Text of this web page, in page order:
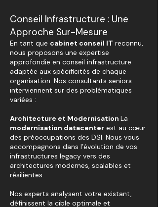
Conseil Infrastructure : Une
Approche Sur-Mesure
En tant que cabinet conseil IT reconnu,
nous proposons une expertise
approfondie en conseil infrastructure
adaptée aux spécificités de chaque
organisation. Nos consultants seniors
interviennent sur des problématiques
variées :
Architecture et Modernisation La
modernisation datacenter est au cœur
des préoccupations des DSI. Nous vous
accompagnons dans l’évolution de vos
infrastructures legacy vers des
architectures modernes, scalables et
résilientes.
Nos experts analysent votre existant,
définissent la cible optimale et